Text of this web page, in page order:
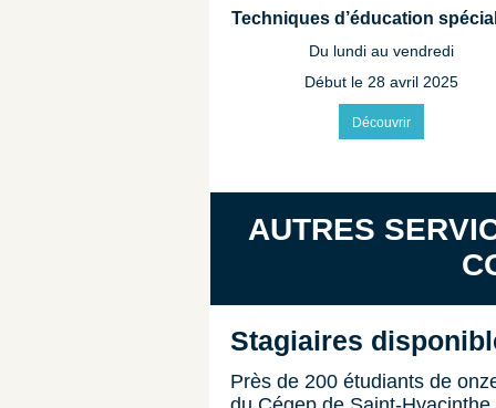
Techniques d’éducation
Du lundi au vendredi
Début le 28 avril 2025
Découvrir
AUTRES
Stagiaires
Près de 200 étudiants de